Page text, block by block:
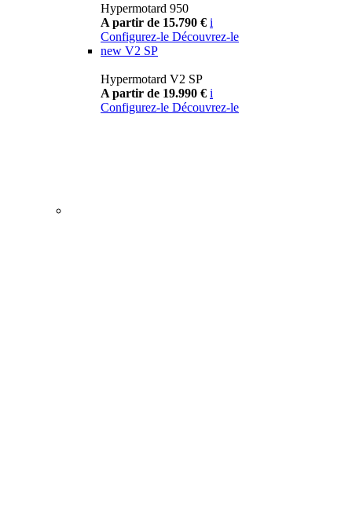
Hypermotard 950
A partir de 15.790 € i
Configurez-le Découvrez-le
new V2 SP
Hypermotard V2 SP
A partir de 19.990 € i
Configurez-le Découvrez-le